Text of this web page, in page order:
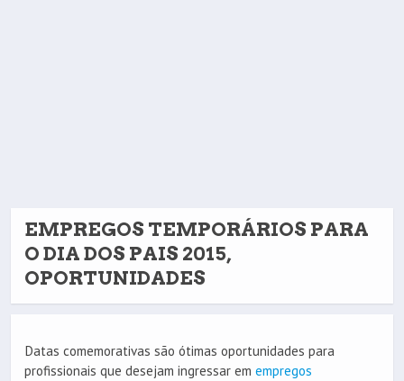
EMPREGOS TEMPORÁRIOS PARA
O DIA DOS PAIS 2015,
OPORTUNIDADES
Datas comemorativas são ótimas oportunidades para
profissionais que desejam ingressar em empregos